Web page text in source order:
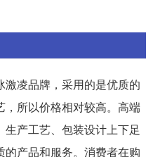
凌品牌，采用的是优质的
，所以价格相对较高。高端
产工艺、包装设计上下足
产品和服务。消费者在购